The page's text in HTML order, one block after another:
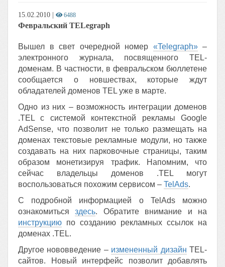
15.02.2010 6488
Февральский TELegraph
Вышел в свет очередной номер «Telegraph»–
электронного журнала, посвященного TEL-
доменам. В частности, в февральском бюллетене
сообщается о новшествах, которые ждут
обладателей доменов TEL уже в марте.
Одно из них – возможность интеграции доменов
.TEL с системой контекстной рекламы Google
AdSense, что позволит не только размещать на
доменах текстовые рекламные модули, но также
создавать на них парковочные страницы, таким
образом монетизируя трафик. Напомним, что
сейчас владельцы доменов .TEL могут
воспользоваться похожим сервисом – TelAds.
С подробной информацией о TelAds можно
ознакомитьсяздесь. Обратите внимание и на
инструкцию по созданию рекламных ссылок на
доменах .TEL.
Другое нововведение – измененный дизайн TEL-
сайтов. Новый интерфейс позволит добавлять